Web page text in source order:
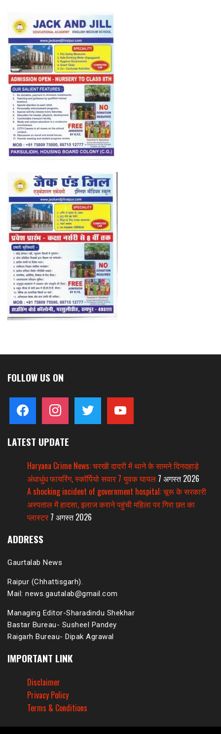
FOLLOW US ON
facebook instagram twitter
LATEST UPDATE
Haryana Crime News: चरखी दादरी में थाने के सामने दिनदहाड़े
अंधाधुंध फायरिंग, स्कॉर्पियो सवार 7 युवक घायल 7 अगस्त 2026
A shocking incident of government hospital: चूरू के सरकारी
अस्पताल में हादसा, इलाज कराने पहुंची महिला पर गिरा छत का
प्लास्टर 7 अगस्त 2026
ADDRESS
Gaurtalab News
Raipur (Chhattisgarh).
Mail: news.gautalab@gmail.com
Managing Editor-Sharadindu Shekhar
Bastar Bureau- Susheel Pandey
Raigarh Bureau- Dipak Agrawal
IMPORTANT LINK
Disclaimer
Privacy Policy
Terms & Conditions